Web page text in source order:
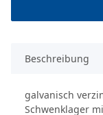
Beschreibung
galvanisch
Schwenklager